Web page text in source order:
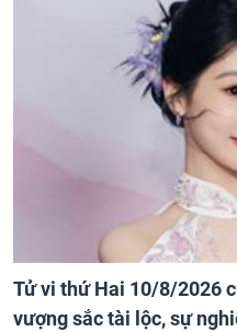
Tử vi thứ Hai 10/8/2026
vượng sắc tài lộc, sự